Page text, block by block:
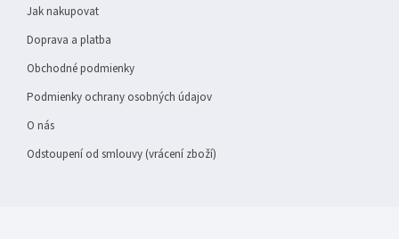
Jak nakupovat
Doprava a platba
Obchodné podmienky
Podmienky ochrany osobných údajov
O nás
Odstoupení od smlouvy (vrácení zboží)